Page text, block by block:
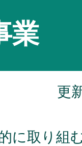
業
更
に取り組